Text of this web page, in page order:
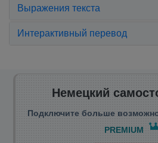
Выражения текста
Интерактивный перевод
Немецкий
Подключите больше
PREMIUM